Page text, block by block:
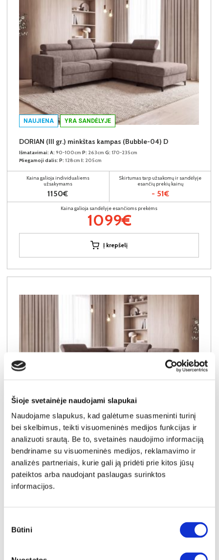
Šioje svetainėje naudojami slapukai
Naudojame slapukus, kad galėtume suasmeninti turinį
bei skelbimus, teikti visuomeninės medijos funkcijas ir
analizuoti srautą. Be to, svetainės naudojimo informaciją
bendriname su visuomeninės medijos, reklamavimo ir
analizės partneriais, kurie gali ją pridėti prie kitos jūsų
pateiktos arba naudojant paslaugas surinktos
informacijos.
pasirinkimas
Būtini
NAUJIENA YRA SANDĖLYJE
DORIAN (III gr.) minkštas kampas (Bubble-04) D
Išmatavimai: A: 90-100cm P: 263cm G: 170-235cm
Miegamoji dalis: P: 128cm I: 205cm
Kaina galioja individualiems
užsakymams
1150€
Skirtumas tarp užsakomų ir sandėlyje
esančių prekių kainų
- 51€
Kaina galioja sandėlyje esančioms prekėms
1099€
Į krepšelį
NAUJIENA YRA SANDĖLYJE
DORIAN (III gr.) minkštas kampas (Bubble-04) K
170-235cm
Miegamoji dalis:P:128cm I:205cm
Kaina galioja individualiems
užsakymams